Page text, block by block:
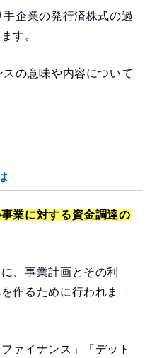
企業の発行済株式の過
す。
の意味や内容について
業に対する資金調達の
、事業計画とその利
作るために行われま
ァイナンス」「デット